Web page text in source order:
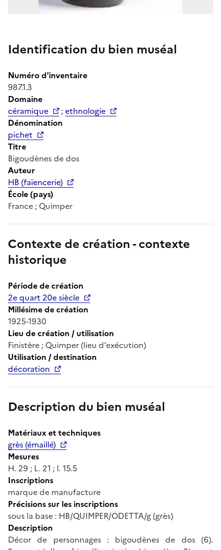
Identification du bien muséal
Numéro d'inventaire
987.1.3
Domaine
céramique
;ethnologie
Dénomination
pichet
Titre
Bigoudènes de dos
Auteur
HB (faïencerie)
École (pays)
France ; Quimper
Contexte de création - contexte
historique
Période de création
2e quart 20e siècle
Millésime de création
1925-1930
Lieu de création / utilisation
Finistère ; Quimper (lieu d'exécution)
Utilisation / destination
décoration
Description du bien muséal
Matériaux et techniques
grès (émaillé)
Mesures
H. 29 ; L. 21 ; l. 15.5
Inscriptions
marque de manufacture
Précisions sur les inscriptions
sous la base : HB/QUIMPER/ODETTA/g (grès)
Description
Décor de personnages : bigoudènes de dos (6).